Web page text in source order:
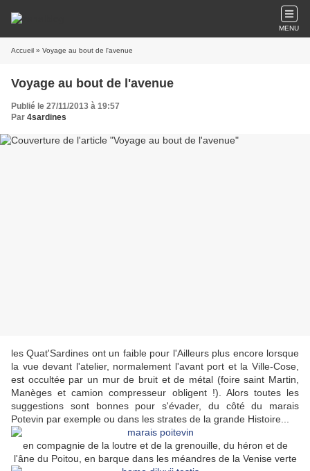
MENU
Accueil » Voyage au bout de l'avenue
Voyage au bout de l'avenue
Publié le 27/11/2013 à 19:57
Par 4sardines
les Quat'Sardines ont un faible pour l'Ailleurs plus encore lorsque
la vue devant l'atelier, normalement l'avant port et la Ville-Cose,
est occultée par un mur de bruit et de métal (foire saint Martin,
Manèges et camion compresseur obligent !). Alors toutes les
suggestions sont bonnes pour s'évader, du côté du marais
Potevin par exemple ou dans les strates de la grande Histoire...
en compagnie de la loutre et de la grenouille, du héron et de
l'âne du Poitou, en barque dans les méandres de la Venise verte